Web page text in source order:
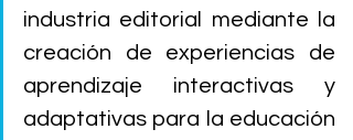
industria editorial mediante la
creación de experiencias de
aprendizaje interactivas y
adaptativas para la educación